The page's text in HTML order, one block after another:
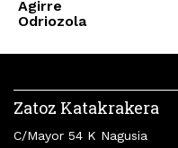
Agirre
Odriozola
Zatoz Katakrakera
C/Mayor 54 K Nagusia